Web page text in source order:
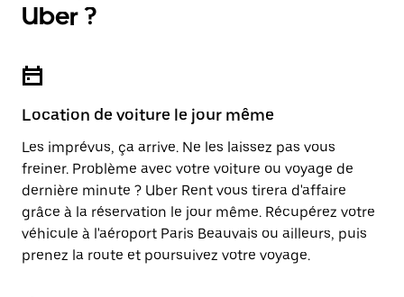
Uber ?
Location de voiture le jour même
Les imprévus, ça arrive. Ne les laissez pas vous
freiner. Problème avec votre voiture ou voyage de
dernière minute ? Uber Rent vous tirera d'affaire
grâce à la réservation le jour même. Récupérez votre
véhicule à l'aéroport Paris Beauvais ou ailleurs, puis
prenez la route et poursuivez votre voyage.